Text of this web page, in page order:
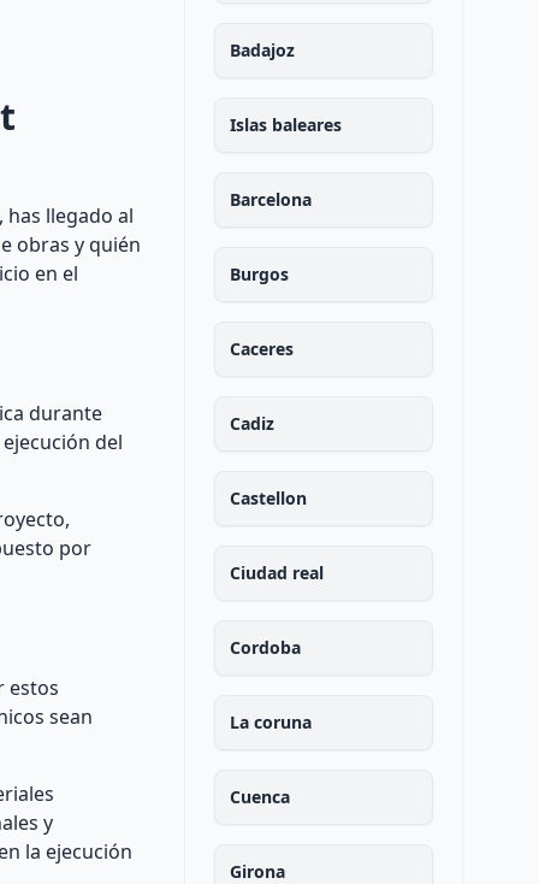
has llegado al
obras y quién
en el
durante
del
por
estos
sean
y
la ejecución
Badajoz
Islas baleares
Barcelona
Burgos
Caceres
Cadiz
Castellon
Ciudad real
Cordoba
La coruna
Cuenca
Girona